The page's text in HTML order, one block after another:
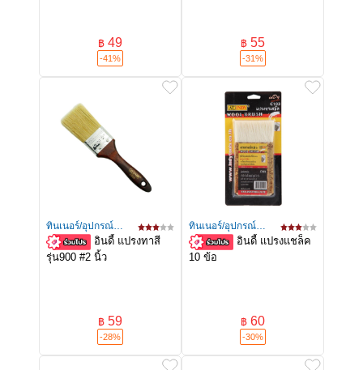
฿ 49
-41%
฿ 55
-31%
ทินเนอร์/อุปกรณ์
ทาสี
อินดี้ แปรงทาสี
รุ่น900 #2 นิ้ว
฿ 59
-28%
ทินเนอร์/อุปกรณ์
ทาสี
อินดี้ แปรงแชล็ค
10 ข้อ
฿ 60
-30%